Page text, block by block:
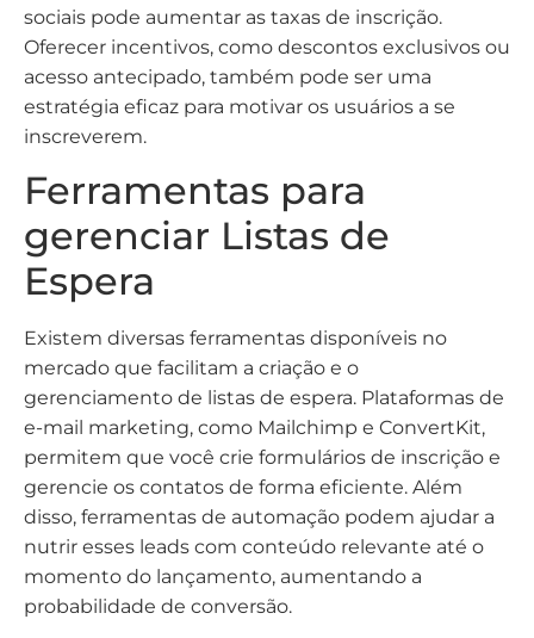
sociais pode aumentar as taxas de inscrição.
Oferecer incentivos, como descontos exclusivos ou
acesso antecipado, também pode ser uma
estratégia eficaz para motivar os usuários a se
inscreverem.
Ferramentas para
gerenciar Listas de
Espera
Existem diversas ferramentas disponíveis no
mercado que facilitam a criação e o
gerenciamento de listas de espera. Plataformas de
e-mail marketing, como Mailchimp e ConvertKit,
permitem que você crie formulários de inscrição e
gerencie os contatos de forma eficiente. Além
disso, ferramentas de automação podem ajudar a
nutrir esses leads com conteúdo relevante até o
momento do lançamento, aumentando a
probabilidade de conversão.